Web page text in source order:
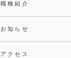
職種紹介
お知らせ
アクセス